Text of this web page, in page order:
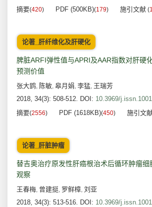
摘要(420) PDF (500KB)(179) 施引文献 (1
论著_肝纤维化及肝硬化
脾脏ARFI弹性值与APRI及AAR指数对肝硬
预测价值
张大鹍, 陈敏, 皋月娟, 李猛, 王瑞芳
2018, 34(3): 508-512. DOI: 10.3969/
摘要(2556) PDF (1618KB)(450) 施引文
论著_肝脏肿瘤
替吉奥治疗原发性肝癌根治术后循环肿瘤细
观察
王春梅, 曾建挺, 罗鲜樟, 刘亚
2018, 34(3): 513-516. DOI: 10.3969/